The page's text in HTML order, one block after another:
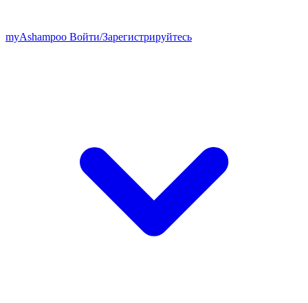
myAshampoo Войти/Зарегистрируйтесь